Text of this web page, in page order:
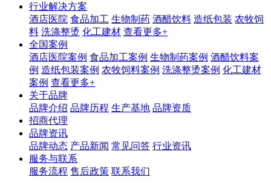
行业解决方案
酒店医院 食品加工 生物制药 酒醋饮料 造纸包装 农牧饲
料 洗涤整烫 化工建材 查看更多+
全国案例
酒店医院案例 食品加工案例 生物制药案例 酒醋饮料案
例 造纸包装案例 农牧饲料案例 洗涤整烫案例 化工建材
案例 查看更多+
关于品牌
品牌介绍 品牌历程 生产基地 品牌资质
招商代理
品牌资讯
品牌动态 产品新闻 常见问答 行业资讯
服务与联系
服务流程 售后政策 联系我们